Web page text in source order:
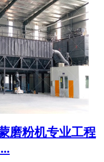
磨粉机专业工程